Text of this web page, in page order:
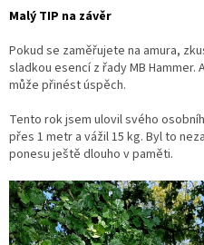
Malý TIP na závěr
Pokud se zaměřujete na amura,
sladkou esencí z řady MB
může přinést úspěch.
Tento rok jsem ulovil svého
přes 1 metr a vážil 15 kg. Byl to
ponesu ještě dlouho v paměti.